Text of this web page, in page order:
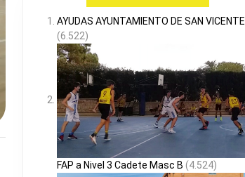
AYUDAS AYUNTAMIENTO DE SAN VICENTE
(6.522)
FAP a Nivel 3 Cadete Masc B (4.524)